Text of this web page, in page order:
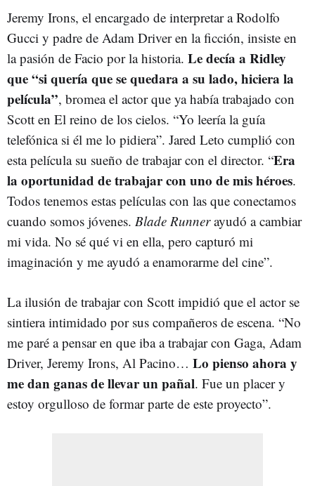
Jeremy Irons, el encargado de interpretar a Rodolfo
Gucci y padre de Adam Driver en la ficción, insiste en
la pasión de Facio por la historia. Le decía a Ridley
que “si quería que se quedara a su lado, hiciera la
película”, bromea el actor que ya había trabajado con
Scott en El reino de los cielos. “Yo leería la guía
telefónica si él me lo pidiera”. Jared Leto cumplió con
esta película su sueño de trabajar con el director. “Era
la oportunidad de trabajar con uno de mis héroes.
Todos tenemos estas películas con las que conectamos
cuando somos jóvenes. Blade Runnerayudó a cambiar
mi vida. No sé qué vi en ella, pero capturó mi
imaginación y me ayudó a enamorarme del cine”.
La ilusión de trabajar con Scott impidió que el actor se
sintiera intimidado por sus compañeros de escena. “No
me paré a pensar en que iba a trabajar con Gaga, Adam
Driver, Jeremy Irons, Al Pacino… Lo pienso ahora y
me dan ganas de llevar un pañal. Fue un placer y
estoy orgulloso de formar parte de este proyecto”.